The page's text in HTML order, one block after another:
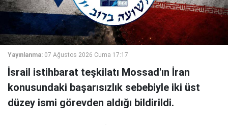
Yayınlanma: 07 Ağustos 2026 Cuma 17:17
İsrail istihbarat teşkilatı Mossad'ın İran
konusundaki başarısızlık sebebiyle iki üst
düzey ismi görevden aldığı bildirildi.